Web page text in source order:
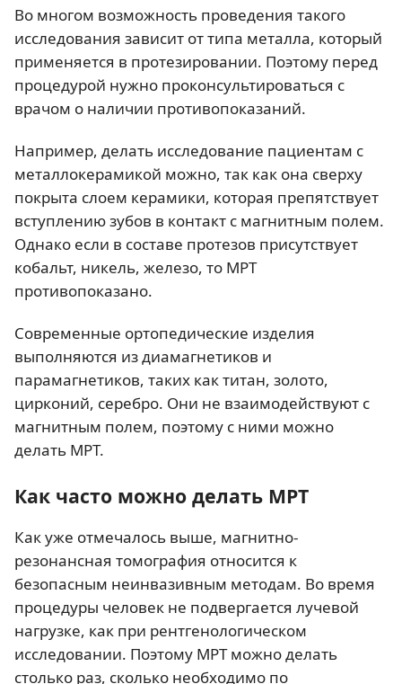
Во многом возможность проведения такого
исследования зависит от типа металла, который
применяется в протезировании. Поэтому перед
процедурой нужно проконсультироваться с
врачом о наличии противопоказаний.
Например, делать исследование пациентам с
металлокерамикой можно, так как она сверху
покрыта слоем керамики, которая препятствует
вступлению зубов в контакт с магнитным полем.
Однако если в составе протезов присутствует
кобальт, никель, железо, то МРТ
противопоказано.
Современные ортопедические изделия
выполняются из диамагнетиков и
парамагнетиков, таких как титан, золото,
цирконий, серебро. Они не взаимодействуют с
магнитным полем, поэтому с ними можно
делать МРТ.
Как часто можно делать МРТ
Как уже отмечалось выше, магнитно-
резонансная томография относится к
безопасным неинвазивным методам. Во время
процедуры человек не подвергается лучевой
нагрузке, как при рентгенологическом
исследовании. Поэтому МРТ можно делать
столько раз, сколько необходимо по